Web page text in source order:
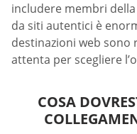
includere membri
da siti autentici è
destinazioni web sono
attenta per scegliere
COSA